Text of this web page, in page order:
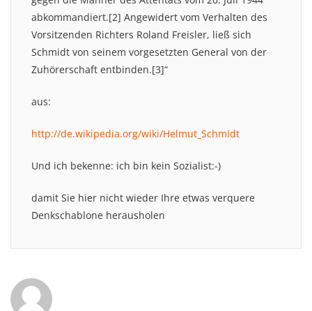
abkommandiert.[2] Angewidert vom Verhalten des
Vorsitzenden Richters Roland Freisler, ließ sich
Schmidt von seinem vorgesetzten General von der
Zuhörerschaft entbinden.[3]“
aus:
http://de.wikipedia.org/wiki/Helmut_Schmidt
Und ich bekenne: ich bin kein Sozialist:-)
damit Sie hier nicht wieder Ihre etwas verquere
Denkschablone herausholen